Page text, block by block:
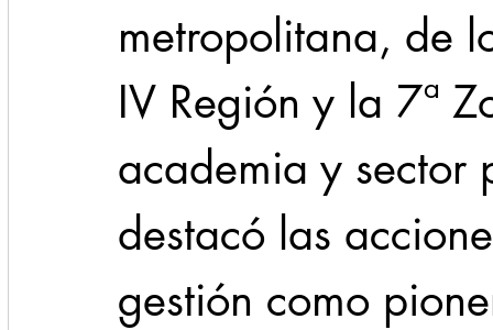
metropolitana, de
IV Región y la 7ª
academia y
destacó las
gestión como